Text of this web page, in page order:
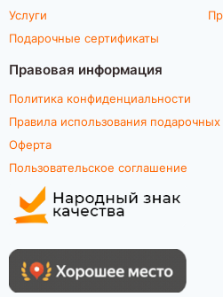
Услуги
Подарочные сертификаты
Правовая информация
Политика конфиденциальности
Правила использования подарочных
Оферта
Пользовательское соглашение